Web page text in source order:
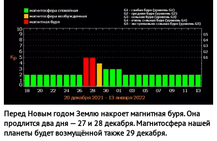
Перед Новым годом Землю накроет магнитная буря. Она
продлится два дня — 27 и 28 декабря. Магнитосфера нашей
планеты будет возмущённой также 29 декабря.